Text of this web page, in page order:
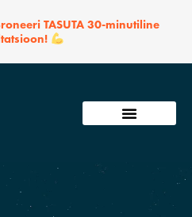
TASUTA 30-minutiline